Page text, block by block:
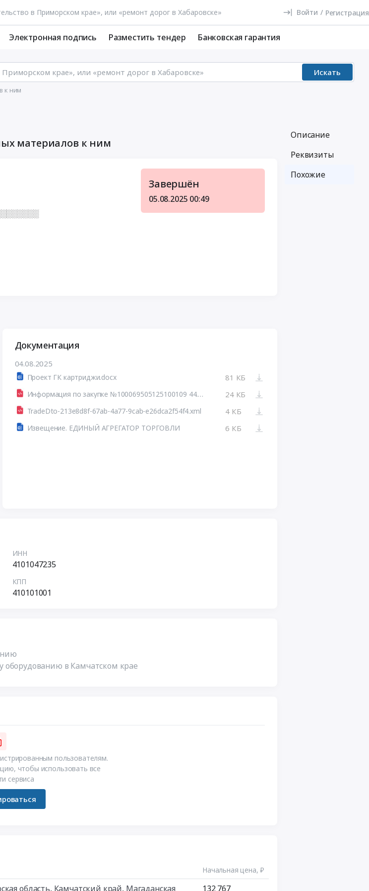
Войти / Регистрация
Электронная подпись Разместить тендер Банковская гарантия
Искать
к ним
материалов к ним
Завершён
05.08.2025 00:49
Документация
04.08.2025
Проект ГК картриджи.docx 81 КБ
Информация по закупке №100069505125100109 44.html 24 КБ
TradeDto-213e8d8f-67ab-4a77-9cab-e26dca2f54f4.xml 4 КБ
Извещение. ЕДИНЫЙ АГРЕГАТОР ТОРГОВЛИ 6 КБ
ИНН
4101047235
КПП
410101001
оборудованию в Камчатском крае
пользователям.
чтобы использовать все
сервиса
Начальная цена, ₽
область, Камчатский край, Магаданская
132 767
Описание
Реквизиты
Похожие